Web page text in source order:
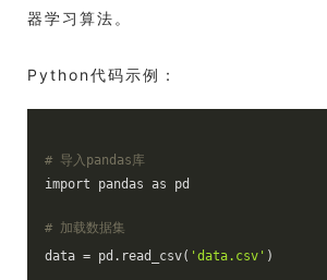
器学习算法。
Python代码示例：
# 导入pandas库
import pandas as pd
# 加载数据集
data = pd.read_csv( 'data.csv' )